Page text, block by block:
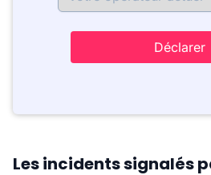
Déclarer
Les incidents signalés